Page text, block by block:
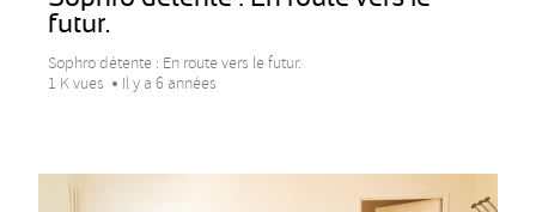
futur.
Sophro détente : En route vers le futur.
1 K vues
Il y a 6 années